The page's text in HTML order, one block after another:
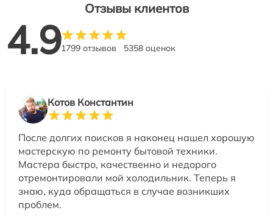
Отзывы клиентов
4.91799 отзывов 5358 оценок
Котов Константин
После долгих поисков я наконец нашел хорошую
мастерскую по ремонту бытовой техники.
Мастера быстро, качественно и недорого
отремонтировали мой холодильник. Теперь я
знаю, куда обращаться в случае возникших
проблем.